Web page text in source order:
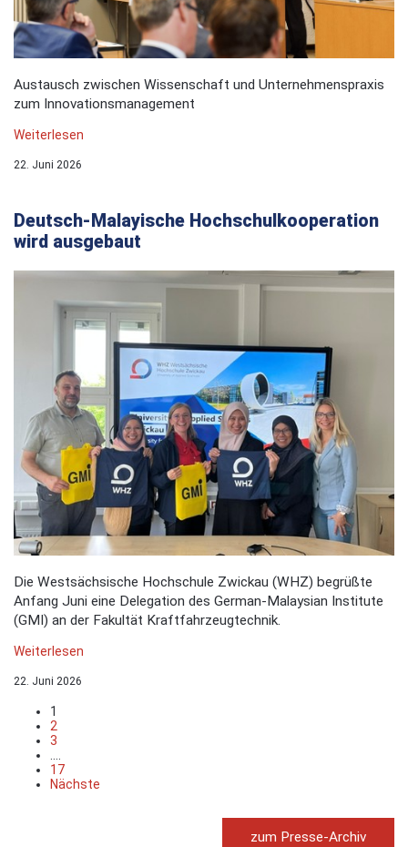
Austausch zwischen Wissenschaft und Unternehmenspraxis
zum Innovationsmanagement
Weiterlesen
22. Juni 2026
Deutsch-Malayische Hochschulkooperation
wird ausgebaut
Die Westsächsische Hochschule Zwickau (WHZ) begrüßte
Anfang Juni eine Delegation des German-Malaysian Institute
(GMI) an der Fakultät Kraftfahrzeugtechnik.
Weiterlesen
22. Juni 2026
1
2
3
17
Nächste
zum Presse-Archiv